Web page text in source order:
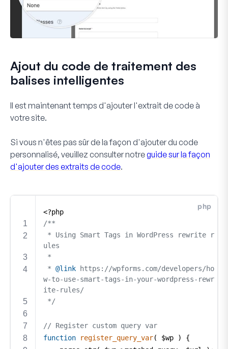
Ajout du code de traitement des
balises intelligentes
Il est maintenant temps d'ajouter l'extrait de code à
votre site.
Si vous n'êtes pas sûr de la façon d'ajouter du code
personnalisé, veuillez consulter notreguide sur la façon
d'ajouter des extraits de code.